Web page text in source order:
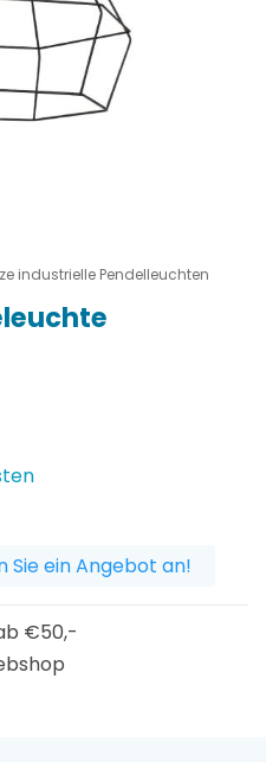
industrielle Pendelleuchten
Sie ein Angebot an!
€50,-